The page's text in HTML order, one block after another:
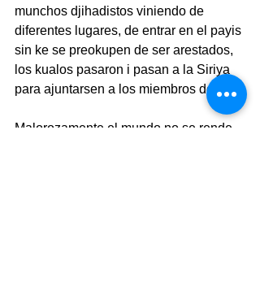
munchos djihadistos viniendo de
diferentes lugares, de entrar en el payis
sin ke se preokupen de ser arestados,
los kualos pasaron i pasan a la Siriya
para ajuntarsen a los miembros del Isis.
Malorozamente el mundo no se rende